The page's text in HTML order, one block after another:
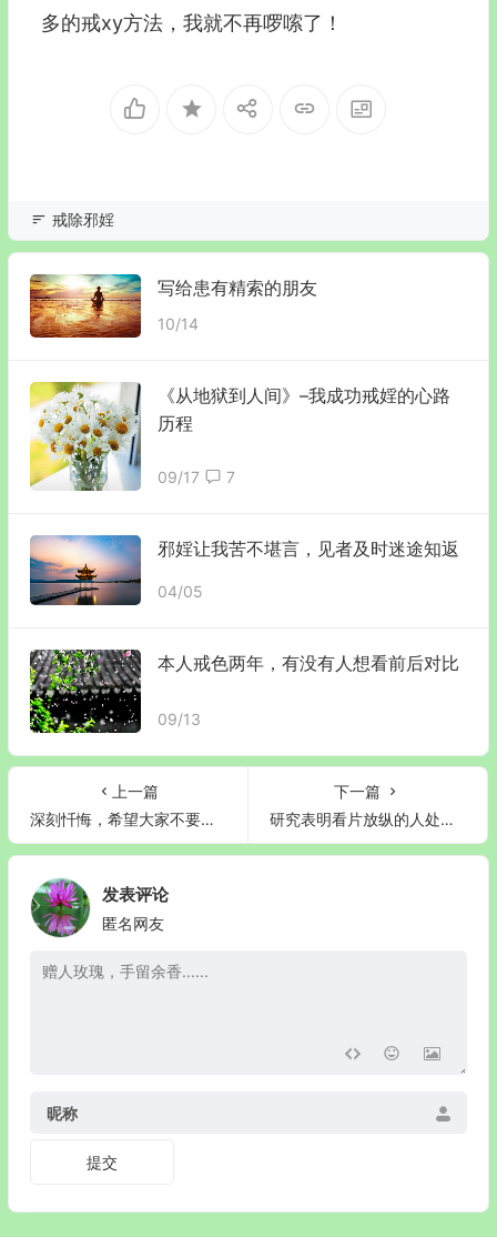
多的戒xy方法，我就不再啰嗦了！
戒除邪婬
写给患有精索的朋友
10/14
《从地狱到人间》–我成功戒婬的心路
历程
09/17 7
邪婬让我苦不堪言，见者及时迷途知返
04/05
本人戒色两年，有没有人想看前后对比
09/13
上一篇
深刻忏悔，希望大家不要再走不归路！
下一篇
研究表明看片放纵的人处境更差更艰难
发表评论
匿名网友
昵称